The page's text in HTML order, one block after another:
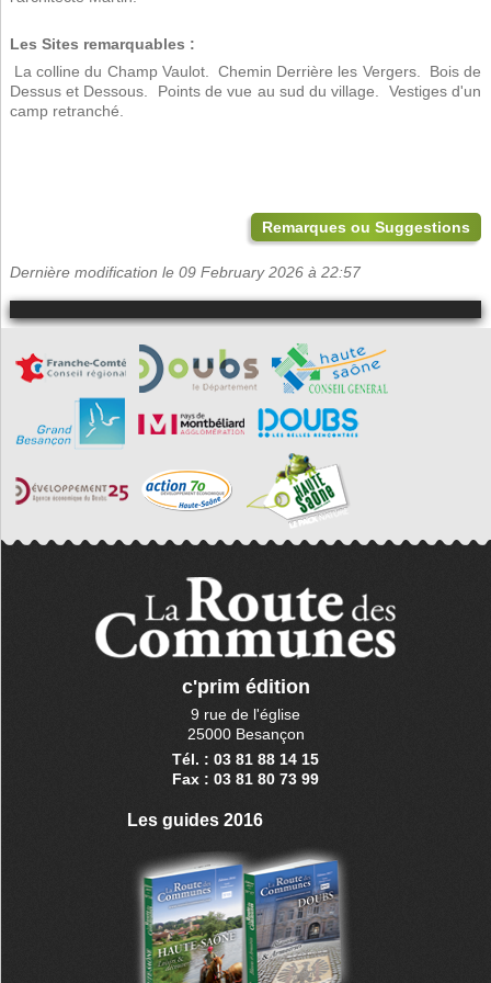
Les Sites remarquables :
 La colline du Champ Vaulot.  Chemin Derrière les Vergers.  Bois de
Dessus et Dessous.  Points de vue au sud du village.  Vestiges d'un
camp retranché.
Remarques ou Suggestions
Dernière modification le 09 February 2026 à 22:57
c'prim édition
9 rue de l'église
25000 Besançon
Tél. : 03 81 88 14 15
Fax : 03 81 80 73 99
Les guides 2016